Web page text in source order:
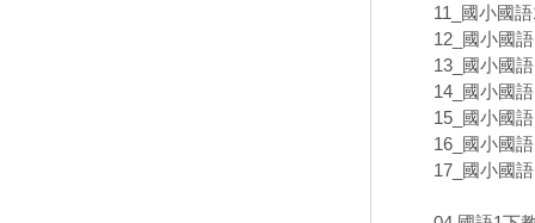
11_國小國
12_國小國
13_國小國
14_國小國
15_國小國
16_國小國
17_國小國